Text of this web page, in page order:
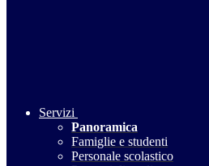
Servizi
Panoramica
Famiglie e studenti
Personale scolastico